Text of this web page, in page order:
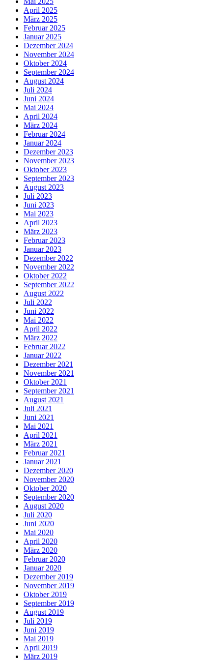
April 2025
März 2025
Februar 2025
Januar 2025
Dezember 2024
November 2024
Oktober 2024
September 2024
August 2024
Juli 2024
Juni 2024
Mai 2024
April 2024
März 2024
Februar 2024
Januar 2024
Dezember 2023
November 2023
Oktober 2023
September 2023
August 2023
Juli 2023
Juni 2023
Mai 2023
April 2023
März 2023
Februar 2023
Januar 2023
Dezember 2022
November 2022
Oktober 2022
September 2022
August 2022
Juli 2022
Juni 2022
Mai 2022
April 2022
März 2022
Februar 2022
Januar 2022
Dezember 2021
November 2021
Oktober 2021
September 2021
August 2021
Juli 2021
Juni 2021
Mai 2021
April 2021
März 2021
Februar 2021
Januar 2021
Dezember 2020
November 2020
Oktober 2020
September 2020
August 2020
Juli 2020
Juni 2020
Mai 2020
April 2020
März 2020
Februar 2020
Januar 2020
Dezember 2019
November 2019
Oktober 2019
September 2019
August 2019
Juli 2019
Juni 2019
Mai 2019
April 2019
März 2019